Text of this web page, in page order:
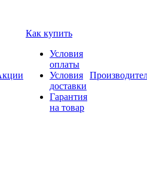
Как купить
Условия
оплаты
Условия
доставки
Гарантия
на товар